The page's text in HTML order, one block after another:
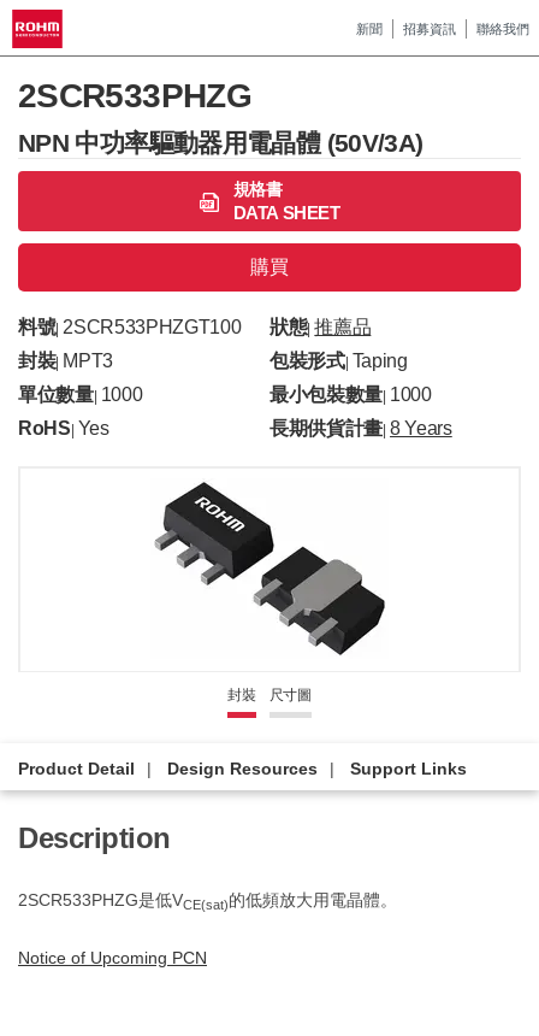
新聞 招募資訊 聯絡我們
2SCR533PHZG
NPN 中功率驅動器用電晶體 (50V/3A)
規格書
DATA SHEET
購買
料號|2SCR533PHZGT100 狀態|推薦品
封裝| MPT3 包裝形式| Taping
單位數量| 1000 最小包裝數量 1000
RoHS Yes 長期供貨計畫 |8 Years
封裝 尺寸圖
Product Detail Design Resources Support Links
Description
2SCR533PHZG是低VCE(sat)的低頻放大用電晶體。
Notice of Upcoming PCN